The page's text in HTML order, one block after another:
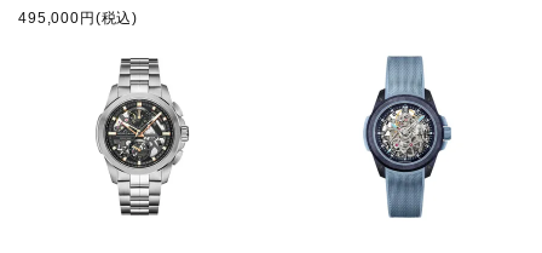
495,000円(税込)